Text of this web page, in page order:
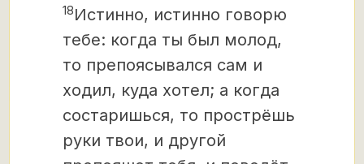
18Истинно, истинно говорю
тебе: когда ты был молод,
то препоясывался сам и
ходил, куда хотел; а когда
состаришься, то прострёшь
руки твои, и другой